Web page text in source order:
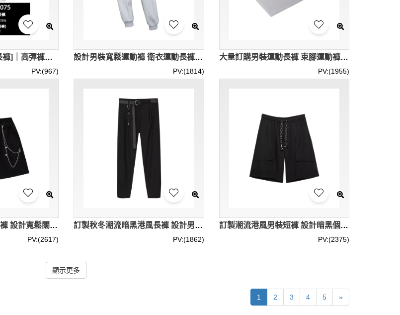
[選購冰絲直筒運動長褲]｜高彈褲頭 簡約褲腳設計｜現貨主推｜運動褲專門店 CF51017-1T3-SKSP075
PV:(967)
設計男裝寬鬆運動褲 衛衣運動長褲 拉鏈袋口 直腳運動長褲 休閒運動褲 SKSP074
PV:(1814)
大量訂購男裝運動長褲 束腳運動褲 拉鏈一字袋口 橡筋腰圍 SKSP073
PV:(1955)
訂製男裝夏季純色衛褲 設計寬鬆闊腿褲休閒百搭 五分褲街頭風 復古小眾短褲 棉65% 醋酯纖維(醋纖)35% SKSP071
PV:(2617)
訂製秋冬潮流暗黑港風長褲 設計男裝腰帶配飾裝飾休閒長褲 百搭純色西褲男九分褲 潮流男裝休閒褲 SKSP070
PV:(1862)
訂製潮流港風男裝短褲 設計暗黑個性菱格紋抽繩短褲 撞色休閒彈力運動短褲男 SKSP069
PV:(2375)
顯示更多
1 2 3 4 5 »